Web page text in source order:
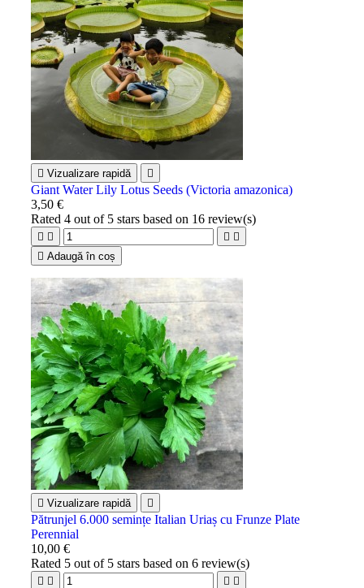
 Vizualizare rapidă 
Giant Water Lily Lotus Seeds (Victoria amazonica)
3,50 €
Rated4 out of 5 stars based on 16 review(s)
   
 Adaugă în coș
 Vizualizare rapidă 
Pătrunjel 6.000 semințe Italian Uriaș cu Frunze Plate
Perennial
10,00 €
Rated 5 out of 5 stars based on6 review(s)
   